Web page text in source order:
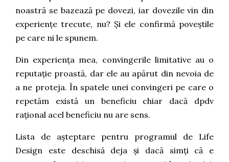
noastră se bazează pe dovezi, iar dovezile vin din
experiențe trecute, nu? Și ele confirmă poveștile
pe care ni le spunem.
Din experiența mea, convingerile limitative au o
reputație proastă, dar ele au apărut din nevoia de
a ne proteja. În spatele unei convingeri pe care o
repetăm există un beneficiu chiar dacă dpdv
rațional acel beneficiu nu are sens.
Lista de așteptare pentru programul de Life
Design este deschisă deja și dacă simți că e